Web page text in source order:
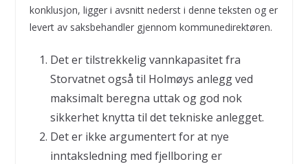
konklusjon, ligger i avsnitt nederst i denne teksten og er
levert av saksbehandler gjennom kommunedirektøren.
Det er tilstrekkelig vannkapasitet fra
Storvatnet også til Holmøys anlegg ved
maksimalt beregna uttak og god nok
sikkerhet knytta til det tekniske anlegget.
Det er ikke argumentert for at nye
inntaksledning med fjellboring er